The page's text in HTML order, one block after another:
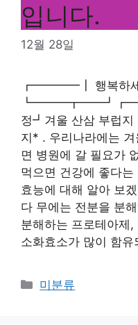
입니다.
12월 28일
┏━━━━┃ 행복하
정┛겨울 산삼 부럽지
지* . 우리나라에는 겨
면 병원에 갈 필요가
먹으면 건강에 좋다는
효능에 대해 알아 보
다 무에는 전분을 분
분해하는 프로테아제
소화효소가 많이 함
Categories
미분류